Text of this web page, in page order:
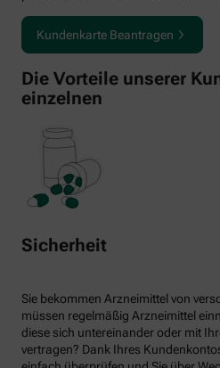
Kundenkarte Beantragen
Die Vorteile unserer
einzelnen
Sicherheit
Sie bekommen Arzneimittel von
müssen regelmäßig Arzneimittel
diese sich untereinander oder mit
vertragen? Dank Ihres